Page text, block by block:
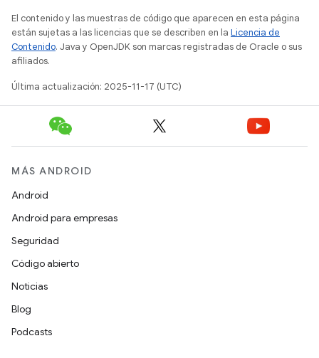
El contenido y las muestras de código que aparecen en esta página
están sujetas a las licencias que se describen en la Licencia de
Contenido. Java y OpenJDK son marcas registradas de Oracle o sus
afiliados.
Última actualización: 2025-11-17 (UTC)
MÁS ANDROID
Android
Android para empresas
Seguridad
Código abierto
Noticias
Blog
Podcasts